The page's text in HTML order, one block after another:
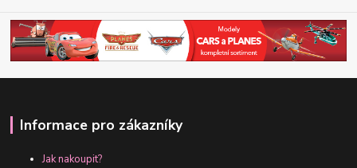
Informace pro zákazníky
Jak nakoupit?